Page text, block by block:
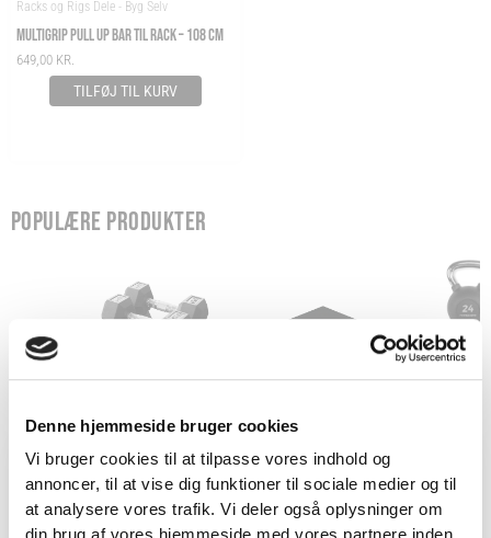
Denne hjemmeside bruger cookies
Vi bruger cookies til at tilpasse vores indhold og
annoncer, til at vise dig funktioner til sociale medier og til
at analysere vores trafik. Vi deler også oplysninger om
Racks og Rigs Dele - Byg Selv
MULTIGRIP PULL UP BAR TIL RACK – 108 CM
649,00 KR.
TILFØJ TIL KURV
POPULÆRE PRODUKTER
HEXAGON HÅNDVÆGTE -
DUMBBELLS - 1-45 KG
SORT GUMMIFLISE - 15
MM - 100X100 CM
VIND 2 VALGFRIE HÅNDVÆGTE 💥
Tilmeld dig nyhedsbrevet og deltag i